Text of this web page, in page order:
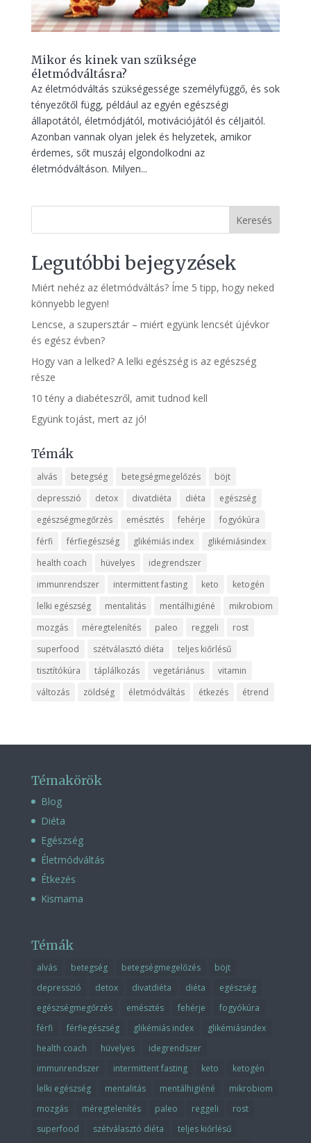
Mikor és kinek van szüksége
életmódváltásra?
Az életmódváltás szükségessége személyfüggő, és sok
tényezőtől függ, például az egyén egészségi
állapotától, életmódjától, motivációjától és céljaitól.
Azonban vannak olyan jelek és helyzetek, amikor
érdemes, sőt muszáj elgondolkodni az
életmódváltáson. Milyen...
Keresés
Legutóbbi bejegyzések
Miért nehéz az életmódváltás? Íme 5 tipp, hogy neked
könnyebb legyen!
Lencse, a szupersztár – miért együnk lencsét újévkor
és egész évben?
Hogy van a lelked? A lelki egészség is az egészség
része
10 tény a diabéteszről, amit tudnod kell
Együnk tojást, mert az jó!
Témák
alvás betegség betegségmegelőzés
böjt
depresszió
detox divatdiéta diéta
egészség
egészségmegőrzés
emésztés fehérje
fogyókúra
férfi
férfiegészség glikémiás index
glikémiásindex
health coach
hüvelyes
idegrendszer
immunrendszer
intermittent fasting keto
ketogén
lelki egészség
mentalitás mentálhigiéné
mikrobiom
mozgás
méregtelenítés paleo reggeli
rost
superfood
szétválasztó diéta
teljes kiőrlésű
tisztítókúra
táplálkozás vegetáriánus
vitamin
változás
zöldség életmódváltás étkezés étrend
Témakörök
Blog
Diéta
Egészség
Életmódváltás
Étkezés
Kismama
Témák
alvás betegség betegségmegelőzés
böjt
depresszió
detox divatdiéta diéta
egészség
egészségmegőrzés
emésztés fehérje
fogyókúra
férfi
férfiegészség glikémiás index
glikémiásindex
health coach
hüvelyes
idegrendszer
immunrendszer
intermittent fasting keto
ketogén
lelki egészség
mentalitás mentálhigiéné
mikrobiom
mozgás
méregtelenítés paleo reggeli
rost
superfood
szétválasztó diéta teljes kiőrlésű